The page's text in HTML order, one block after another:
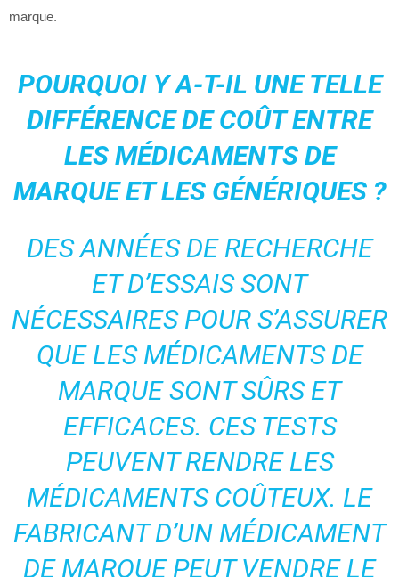
marque.
POURQUOI Y A-T-IL UNE TELLE
DIFFÉRENCE DE COÛT ENTRE
LES MÉDICAMENTS DE
MARQUE ET LES GÉNÉRIQUES ?
DES ANNÉES DE RECHERCHE
ET D’ESSAIS SONT
NÉCESSAIRES POUR S’ASSURER
QUE LES MÉDICAMENTS DE
MARQUE SONT SÛRS ET
EFFICACES. CES TESTS
PEUVENT RENDRE LES
MÉDICAMENTS COÛTEUX. LE
FABRICANT D’UN MÉDICAMENT
DE MARQUE PEUT VENDRE LE